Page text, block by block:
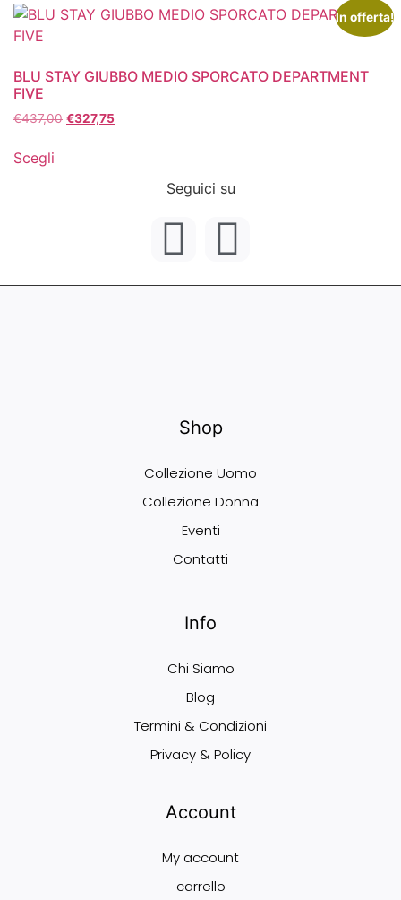
In offerta!
BLU STAY GIUBBO MEDIO SPORCATO DEPARTMENT
FIVE
€437,00 €327,75
Scegli
Seguici su
Shop
Collezione Uomo
Collezione Donna
Eventi
Contatti
Info
Chi Siamo
Blog
Termini & Condizioni
Privacy & Policy
Account
My account
carrello